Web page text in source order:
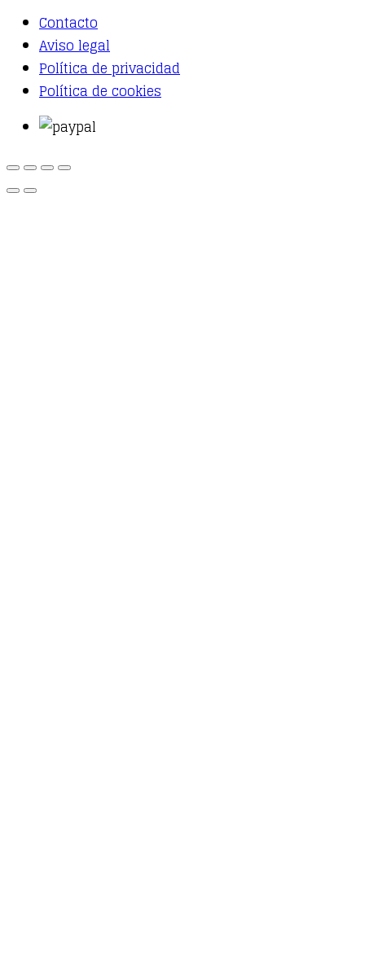
Contacto
Aviso legal
Política de privacidad
Política de cookies